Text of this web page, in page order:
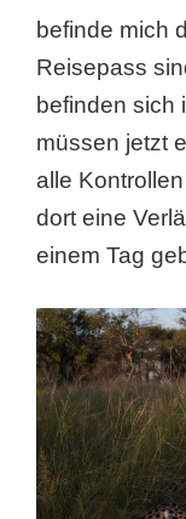
befinde mich
Reisepass
befinden sich
müssen jetzt
alle
dort eine
einem Tag